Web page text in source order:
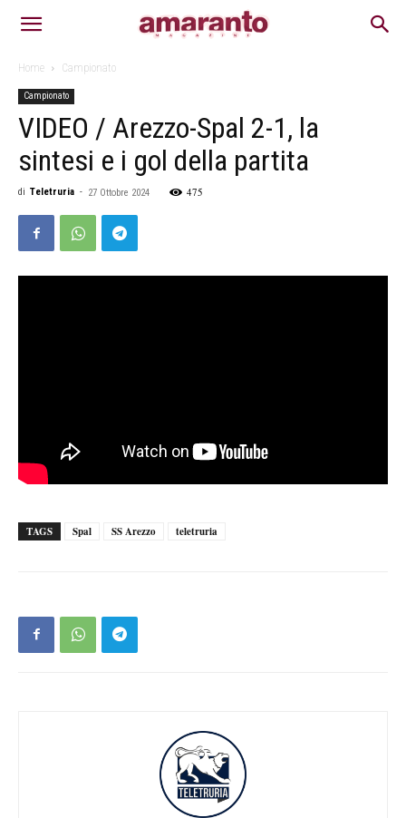
Home Campionato
Campionato
VIDEO / Arezzo-Spal 2-1, la
sintesi e i gol della partita
di Teletruria - 27 Ottobre 2024 475
TAGS Spal SS Arezzo teletruria